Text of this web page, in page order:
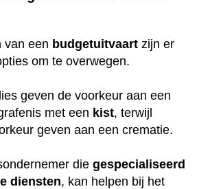
van een budgetuitvaart zijn er
om te overwegen.
geven de voorkeur aan een
met een kist, terwijl
geven aan een crematie.
die gespecialiseerd
diensten, kan helpen bij het